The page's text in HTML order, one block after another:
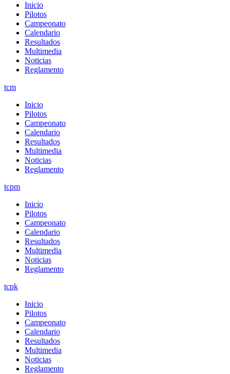
Inicio
Pilotos
Campeonato
Calendario
Resultados
Multimedia
Noticias
Reglamento
tcm
Inicio
Pilotos
Campeonato
Calendario
Resultados
Multimedia
Noticias
Reglamento
tcpm
Inicio
Pilotos
Campeonato
Calendario
Resultados
Multimedia
Noticias
Reglamento
tcpk
Inicio
Pilotos
Campeonato
Calendario
Resultados
Multimedia
Noticias
Reglamento